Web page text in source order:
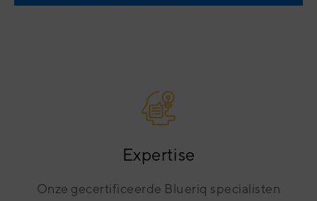
Expertise
Onze gecertificeerde Blueriq specialisten